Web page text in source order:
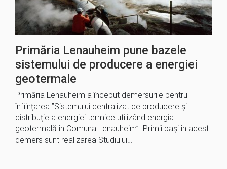
Primăria Lenauheim pune bazele
sistemului de producere a energiei
geotermale
Primăria Lenauheim a început demersurile pentru
înființarea ”Sistemului centralizat de producere și
distribuție a energiei termice utilizând energia
geotermală în Comuna Lenauheim”. Primii pași în acest
demers sunt realizarea Studiului…